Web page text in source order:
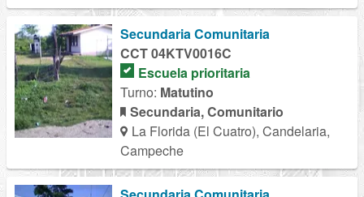
Secundaria Comunitaria
CCT 04KTV0016C
Escuela prioritaria
Turno: Matutino
Secundaria, Comunitario
La Florida (El Cuatro), Candelaria,
Campeche